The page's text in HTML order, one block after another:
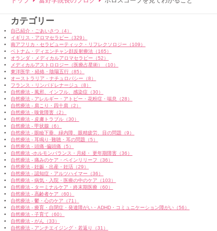
カテゴリー
自己紹介・ごあいさつ（4）
イギリス・アロマセラピー（329）
南アフリカ・セラピューティック・リフレクソロジー（109）
ベトナム・ディエンチャン顔反射療法（165）
オランダ・メディカルアロマセラピー（52）
メディカルアストロロジー（医療占星術）（10）
東洋医学・経絡・陰陽五行（85）
オーストラリア・ナチュロパシー（8）
フランス・リンパドレナージュ（8）
自然療法 - 風邪、インフル、感染症（30）
自然療法 - アレルギー・アトピー・花粉症・喘息（28）
自然療法 - 肩こり・四十肩（2）
自然療法 - 嗅覚障害（2）
自然療法 - 皮膚トラブル（30）
自然療法 - 甲状腺（6）
自然療法 - 眼瞼下垂、緑内障、眼精疲労、目の問題（9）
自然療法 - 耳鳴り･難聴・耳の問題（5）
自然療法 - 頭痛･偏頭痛（5）
自然療法 -ホルモンバランス・月経・ 更年期障害（36）
自然療法 - 痛みのケア・ペインリリーフ（36）
自然療法 - 妊娠・出産・妊活（29）
自然療法 - 認知症・アルツハイマー（36）
自然療法 - 病気・入院・医療の中のケア（103）
自然療法 - ターミナルケア・終末期医療（60）
自然療法 - 高齢者ケア（60）
自然療法 - 鬱・心のケア（71）
自然療法 - 療育・自閉症・発達障がい・ADHD・コミュニケーション障がい（56）
自然療法 - 子育て（60）
自然療法 - がん（33）
自然療法 - アンチエイジング・若返り（31）